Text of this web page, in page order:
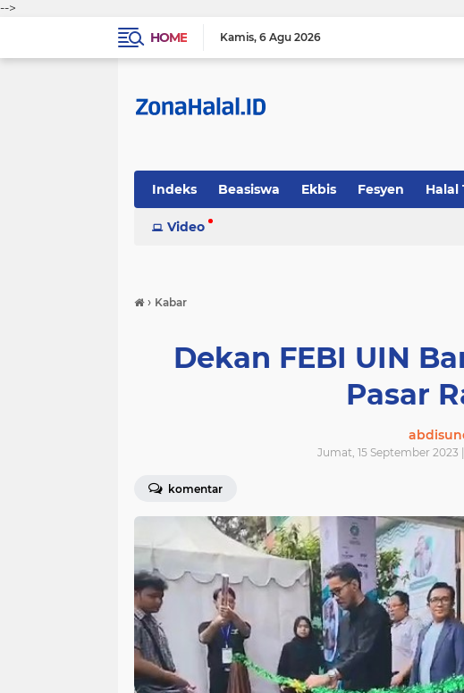
-->
HOME
Kamis 6 Agu 2026
Indeks Beasiswa Ekbis Fesyen Halal
Sosok Tekno-Sains
Video
› Kabar
Dekan FEBI UIN
Pasar
Jumat, 15 September 2023 |
komentar